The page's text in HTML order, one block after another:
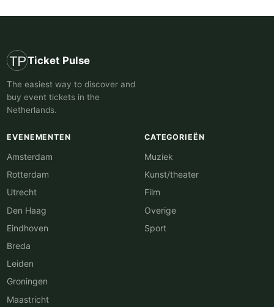
Ticket Pulse
The easiest way to discover and
buy event tickets in the
Netherlands.
EVENEMENTEN
Amsterdam
Rotterdam
Utrecht
Den Haag
Eindhoven
Breda
Leiden
Groningen
Maastricht
CATEGORIEËN
Muziek
Kunst/theater
Film
Overige
Sport